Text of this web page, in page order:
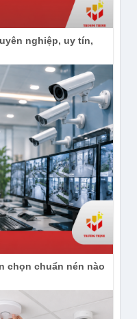
nghiệp, uy tín,
chọn chuẩn nén nào